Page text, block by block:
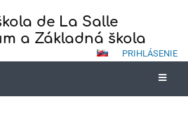
de La Salle
a Základná škola
PRIHLÁSENIE